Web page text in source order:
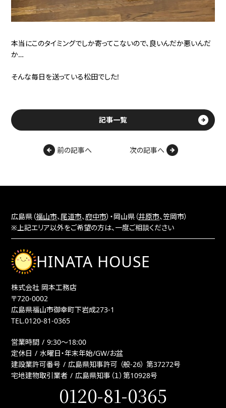
本当にこのタイミングでしか寄ってこないので、良いんだか悪いんだ
か…
そんな毎日を送っている松田でした!
記事一覧
前の記事へ 次の記事へ
広島県（福山市、 尾道市、 府中市）・岡山県（井原市、笠岡市）
※上記エリア以外をご希望の方は、一度ご相談ください
HINATA HOUSE
株式会社 岡本工務店
〒720-0002
広島県福山市御幸町下岩成273-1
TEL.0120-81-0365
営業時間
9:30〜18:00
定休日
水曜日・年末年始/GW/お盆
建設業許可番号
広島県知事許可 （般-26） 第37272号
宅地建物取引業者
広島県知事（１）第10928号
0120-81-0365